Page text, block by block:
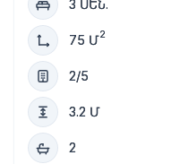
3 ՍԵՆ.
75 Մ2
2/5
3.2 Մ
2